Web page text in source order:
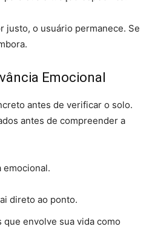
justo, o usuário permanece. Se
Emocional
antes de verificar o solo.
antes de compreender a
emocional.
direto ao ponto.
que envolve sua vida como